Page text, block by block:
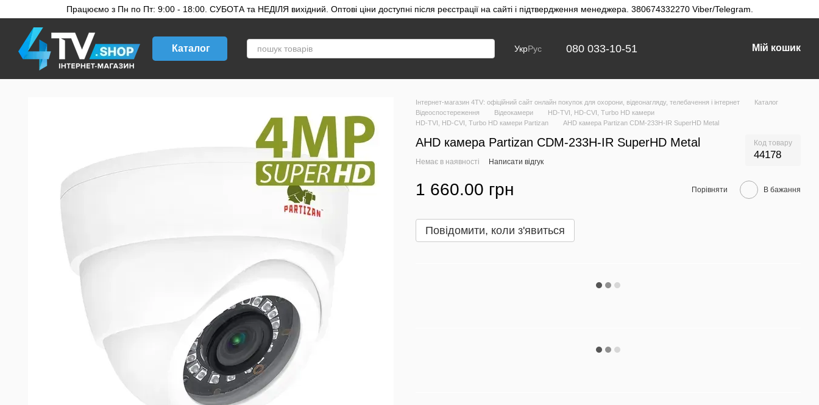
Перейти до основного контенту
Працюємо з Пн по Пт: 9:00 - 18:00. СУБОТА та НЕДІЛЯ вихідний. Оптові ціни доступні після реєстрації на сайті і підтвердження менеджера. 380674332270 Viber/Telegram.
Каталог УкрРус 080 033-10-51 Мій кошик
Інтернет-магазин 4TV: офіційний сайт онлайн покупок для охорони, відеонагляду, телебачення і інтернет
Каталог
Відеоспостереження
Відеокамери
HD-TVI, HD-CVI, Turbo HD камери
HD-TVI, HD-CVI, Turbo HD камери Partizan
AHD камера Partizan CDM-233H-IR SuperHD Metal
AHD камера Partizan CDM-233H-IR SuperHD Metal Код товару
44178
Немає в наявності Написати відгук
1 660.00 грн Порівняти В бажання
Повідомити, коли з'явиться